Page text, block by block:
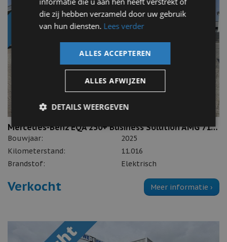
Mercedes-Benz EQA 250+ Business Solution AMG 71 kWh
Bouwjaar:
2025
Kilometerstand:
11.016
Brandstof:
Elektrisch
Verkocht Meer informatie ›
die zij hebben verzameld door uw gebruik
van hun diensten. Lees verder
ALLES ACCEPTEREN
ALLES AFWIJZEN
DETAILS WEERGEVEN